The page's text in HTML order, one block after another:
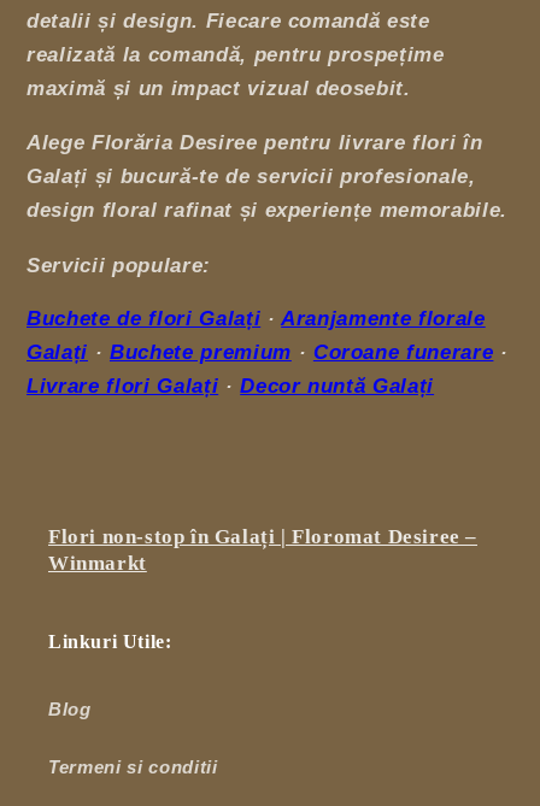
detalii și design. Fiecare comandă este
realizată la comandă, pentru prospețime
maximă și un impact vizual deosebit.
Alege Florăria Desiree pentru livrare flori în
Galați și bucură-te de servicii profesionale,
design floral rafinat și experiențe memorabile.
Servicii populare:
Buchete de flori Galați ·Aranjamente florale
Galați · Buchete premium · Coroane funerare ·
Livrare flori Galați ·Decor nuntă Galați
Flori non-stop în Galați | Floromat Desiree –
Winmarkt
Linkuri Utile:
Blog
Termeni si conditii